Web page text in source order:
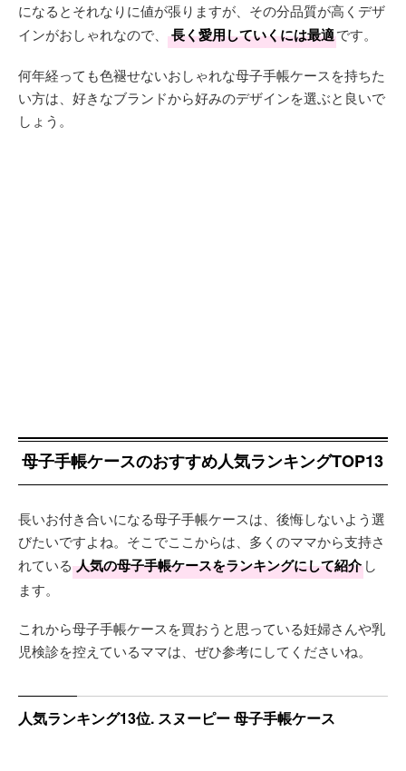
になるとそれなりに値が張りますが、その分品質が高くデザ
インがおしゃれなので、
長く愛用していくには最適です。
何年経っても色褪せないおしゃれな母子手帳ケースを持ちた
い方は、好きなブランドから好みのデザインを選ぶと良いで
しょう。
母子手帳ケースのおすすめ人気ランキングTOP13
長いお付き合いになる母子手帳ケースは、後悔しないよう選
びたいですよね。そこでここからは、多くのママから支持さ
れている 人気の母子手帳ケースをランキングにして紹介 し
ます。
これから母子手帳ケースを買おうと思っている妊婦さんや乳
児検診を控えているママは、ぜひ参考にしてくださいね。
人気ランキング13位. スヌーピー 母子手帳ケース